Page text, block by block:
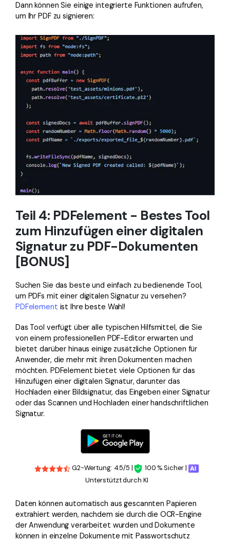
Dann können Sie einige integrierte Funktionen aufrufen,
um Ihr PDF zu signieren:
Teil 4: PDFelement - Bestes Tool
zum Hinzufügen einer digitalen
Signatur zu PDF-Dokumenten
[BONUS]
Suchen Sie das beste und einfach zu bedienende Tool,
um PDFs mit einer digitalen Signatur zu versehen?
PDFelement ist Ihre beste Wahl!
Das Tool verfügt über alle typischen Hilfsmittel, die Sie
von einem professionellen PDF-Editor erwarten und
bietet darüber hinaus einige zusätzliche Optionen für
Anwender, die mehr mit ihren Dokumenten machen
möchten. PDFelement bietet viele Optionen für das
Hinzufügen einer digitalen Signatur, darunter das
Hochladen einer Bildsignatur, das Eingeben einer Signatur
oder das Scannen und Hochladen einer handschriftlichen
Signatur.
G2-Wertung: 4.5/5 |
100 % Sicher |
Unterstützt durch KI
Daten können automatisch aus gescannten Papieren
extrahiert werden, nachdem sie durch die OCR-Engine
der Anwendung verarbeitet wurden und Dokumente
können in einzelne Dokumente mit Passwortschutz